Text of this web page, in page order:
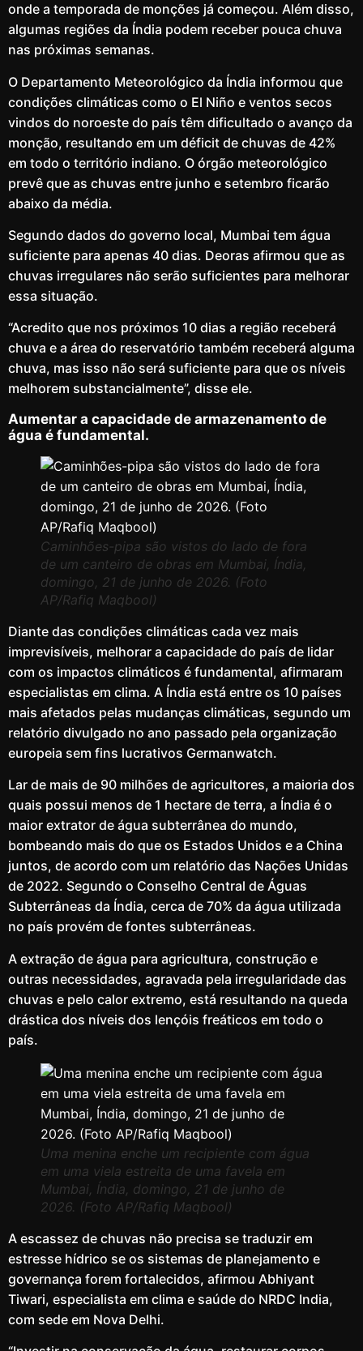
onde a temporada de monções já começou. Além disso,
algumas regiões da Índia podem receber pouca chuva
nas próximas semanas.
O Departamento Meteorológico da Índia informou que
condições climáticas como o El Niño e ventos secos
vindos do noroeste do país têm dificultado o avanço da
monção, resultando em um déficit de chuvas de 42%
em todo o território indiano. O órgão meteorológico
prevê que as chuvas entre junho e setembro ficarão
abaixo da média.
Segundo dados do governo local, Mumbai tem água
suficiente para apenas 40 dias. Deoras afirmou que as
chuvas irregulares não serão suficientes para melhorar
essa situação.
“Acredito que nos próximos 10 dias a região receberá
chuva e a área do reservatório também receberá alguma
chuva, mas isso não será suficiente para que os níveis
melhorem substancialmente”, disse ele.
Aumentar a capacidade de armazenamento de
água é fundamental.
Caminhões-pipa são vistos do lado de fora
de um canteiro de obras em Mumbai, Índia,
domingo, 21 de junho de 2026. (Foto
AP/Rafiq Maqbool)
Diante das condições climáticas cada vez mais
imprevisíveis, melhorar a capacidade do país de lidar
com os impactos climáticos é fundamental, afirmaram
especialistas em clima. A Índia está entre os 10 países
mais afetados pelas mudanças climáticas, segundo um
relatório divulgado no ano passado pela organização
europeia sem fins lucrativos Germanwatch.
Lar de mais de 90 milhões de agricultores, a maioria dos
quais possui menos de 1 hectare de terra, a Índia é o
maior extrator de água subterrânea do mundo,
bombeando mais do que os Estados Unidos e a China
juntos, de acordo com um relatório das Nações Unidas
de 2022. Segundo o Conselho Central de Águas
Subterrâneas da Índia, cerca de 70% da água utilizada
no país provém de fontes subterrâneas.
A extração de água para agricultura, construção e
outras necessidades, agravada pela irregularidade das
chuvas e pelo calor extremo, está resultando na queda
drástica dos níveis dos lençóis freáticos em todo o
país.
Uma menina enche um recipiente com água
em uma viela estreita de uma favela em
Mumbai, Índia, domingo, 21 de junho de
2026. (Foto AP/Rafiq Maqbool)
A escassez de chuvas não precisa se traduzir em
estresse hídrico se os sistemas de planejamento e
governança forem fortalecidos, afirmou Abhiyant
Tiwari, especialista em clima e saúde do NRDC India,
com sede em Nova Delhi.